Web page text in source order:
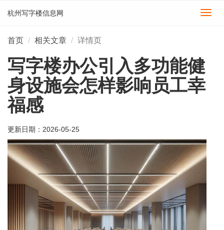
切
杭州写字楼信息网
首页 相关文章 详情页
写字楼办公引入多功能健
身设施会怎样影响员工幸
福感
更新日期： 2026-05-25